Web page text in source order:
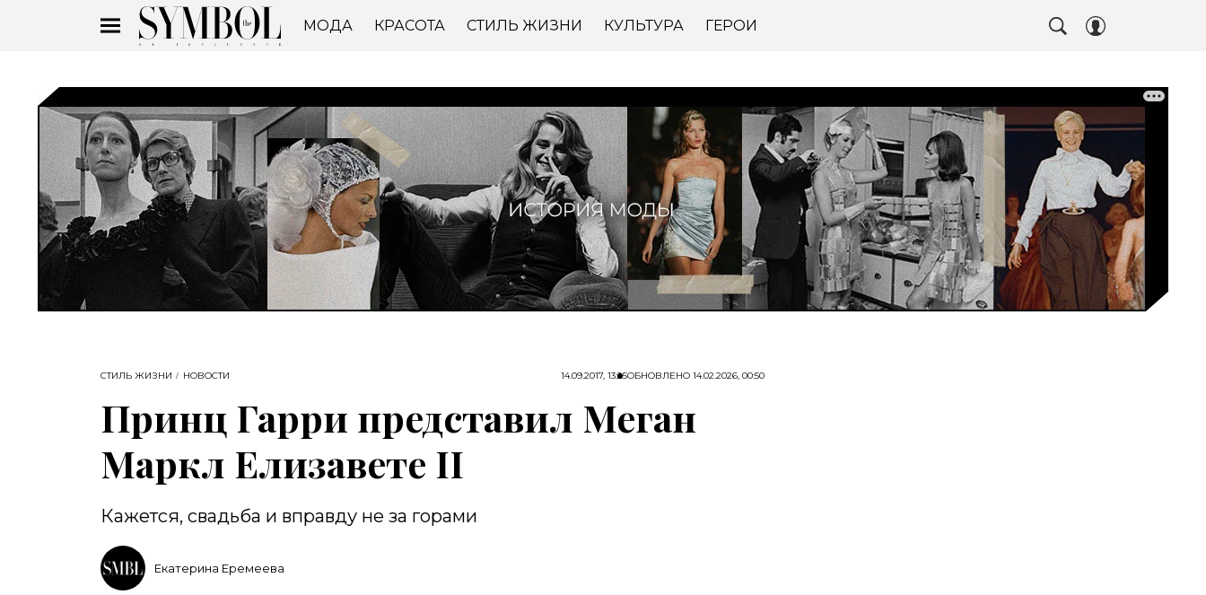
МОДА КРАСОТА СТИЛЬ ЖИЗНИ КУЛЬТУРА ГЕРОИ
СТИЛЬ ЖИЗНИ НОВОСТИ 14.09.2017, 13:25ОБНОВЛЕНО 14.02.2026, 00:50
Принц Гарри представил Меган
Маркл Елизавете II
Кажется, свадьба и вправду не за горами
Екатерина Еремеева